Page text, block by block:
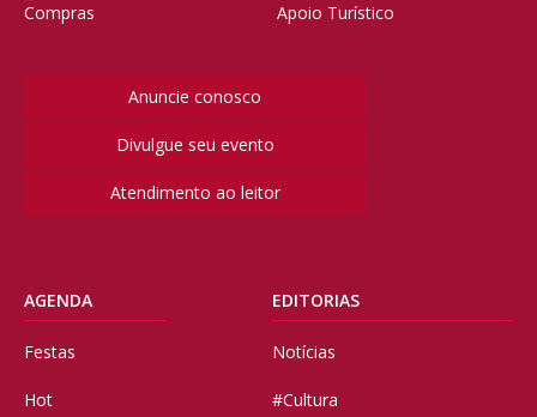
Compras Apoio Turístico
Anuncie conosco
Divulgue seu evento
Atendimento ao leitor
AGENDA
Festas
Hot
EDITORIAS
Notícias
#Cultura